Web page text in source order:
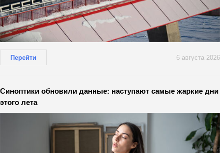
Перейти 6 августа 2026
Синоптики обновили данные: наступают самые жаркие дни
этого лета